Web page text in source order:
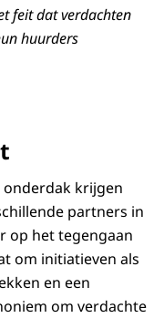
feit dat verdachten
huurders
krijgen
partners in
op het tegengaan
om initiatieven als
en een
om verdachte